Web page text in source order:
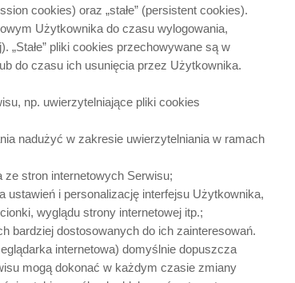
cookies) oraz „stałe” (persistent cookies).
Użytkownika do czasu wylogowania,
„Stałe” pliki cookies przechowywane są w
do czasu ich usunięcia przez Użytkownika.
np. uwierzytelniające pliki cookies
nadużyć w zakresie uwierzytelniania w ramach
ze stron internetowych Serwisu;
ustawień i personalizację interfejsu Użytkownika,
wyglądu strony internetowej itp.;
bardziej dostosowanych do ich zainteresowań.
internetowa) domyślnie dopuszcza
mogą dokonać w każdym czasie zmiany